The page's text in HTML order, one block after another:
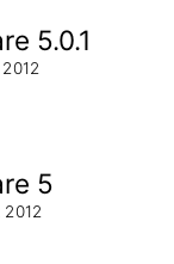
5.0.1
5